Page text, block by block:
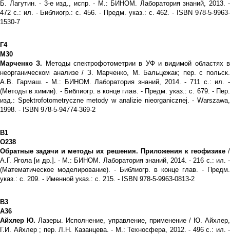
Б. Лагутин. - 3-е изд., испр. - М.: БИНОМ. Лаборатория знаний, 2013. -
472 с.: ил. - Библиогр.: с. 456. - Предм. указ.: с. 462. - ISBN 978-5-9963-
1530-7
Г4
М30
Марченко З. Методы спектрофотометрии в УФ и видимой областях в
неорганическом анализе / З. Марченко, М. Бальцежак; пер. с польск.
А.В. Гармаш. - М.: БИНОМ. Лаборатория знаний, 2014. - 711 с.: ил. -
(Методы в химии). - Библиогр. в конце глав. - Предм. указ.: с. 679. - Пер.
изд.: Spektrofotometryczne metody w analizie nieorganicznej. - Warszawa,
1998. - ISBN 978-5-94774-369-2
В1
О238
Обратные задачи и методы их решения. Приложения к геофизике/
А.Г. Ягола [и др.]. - М.: БИНОМ. Лаборатория знаний, 2014. - 216 с.: ил. -
(Математическое моделирование). - Библиогр. в конце глав. - Предм.
указ.: с. 209. - Именной указ.: с. 215. - ISBN 978-5-9963-0813-2
В3
А36
Айхлер Ю. Лазеры. Исполнение, управление, применение / Ю. Айхлер,
Г.И. Айхлер ; пер. Л.Н. Казанцева. - М.: Техносфера, 2012. - 496 с.: ил. -